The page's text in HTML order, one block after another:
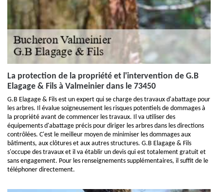
La protection de la propriété et l'intervention de G.B
Elagage & Fils à Valmeinier dans le 73450
G.B Elagage & Fils est un expert qui se charge des travaux d'abattage pour
les arbres. Il évalue soigneusement les risques potentiels de dommages à
la propriété avant de commencer les travaux. Il va utiliser des
équipements d'abattage précis pour diriger les arbres dans les directions
contrôlées. C'est le meilleur moyen de minimiser les dommages aux
bâtiments, aux clôtures et aux autres structures. G.B Elagage & Fils
s'occupe des travaux et il va établir un devis qui est totalement gratuit et
sans engagement. Pour les renseignements supplémentaires, il suffit de le
téléphoner directement.